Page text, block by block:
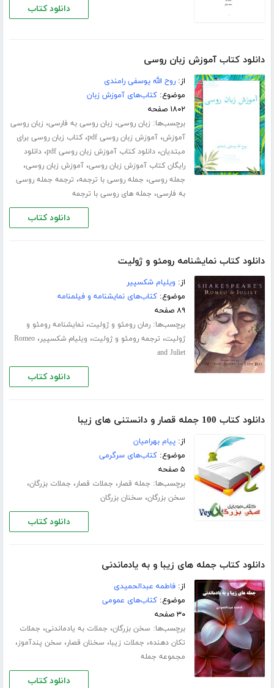
دانلود کتاب
دانلود کتاب آموزش زبان روسی
از:روح الله یوسفی رامندی
موضوع:کتاب‌های آموزش زبان
۱۸۰۲ صفحه
برچسب‌ها: زبان روسی، زبان روسی به فارسی، زبان روسی
آموزش،آموزش زبان روسی pdf ،کتاب زبان روسی برای
مبتدیان،دانلود کتاب آموزش زبان روسی pdf ،دانلود
رایگان کتاب آموزش زبان روسی،آموزش زبان روسی،
جمله روسی، جمله روسی با ترجمه، ترجمه جمله روسی
به فارسی، جمله های روسی با ترجمه
دانلود کتاب
دانلود کتاب نمایشنامه رومئو و ژولیت
از: ویلیام شکسپیر
موضوع:کتاب‌های نمایشنامه و فیلمنامه
۸۹ صفحه
برچسب‌ها:رمان رومئو و ژولیت،نمایشنامه رومئو و
ژولیت، ترجمه رومئو و ژولیت، ویلیام شکسپیر،Romeo
and Juliet
دانلود کتاب
دانلود کتاب 100 جمله قصار و دانستنی های زیبا
از:پیام بهرامیان
موضوع:کتاب‌های سرگرمی
۵ صفحه
برچسب‌ها: جمله قصار، جملات قصار، جملات بزرگان،
سخن بزرگان، سخنان بزرگان
دانلود کتاب
دانلود کتاب جمله های زیبا و به یادماندنی
از:فاطمه عبدالحمیدی
موضوع:کتاب‌های عمومی
۳۰ صفحه
برچسب‌ها: سخن بزرگان، جملات به یادماندنی، جملات
تکان دهنده، جملات زیبا، سخنان قصار، سخن پندآموز،
مجموعه جمله
دانلود کتاب